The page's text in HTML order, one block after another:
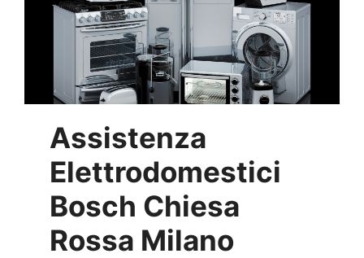
Assistenza
Elettrodomestici
Bosch Chiesa
Rossa Milano